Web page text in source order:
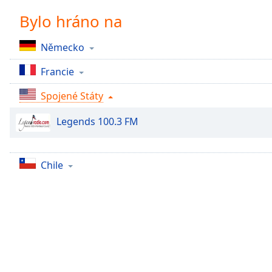
Chapters
Descriptions
descriptions
off,
selected
Subtitles
settings
opens
Bylo hráno na
Německo
Francie
Spojené Státy
Legends 100.3 FM
Chile